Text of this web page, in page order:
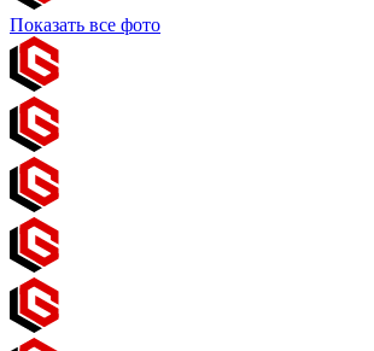
Показать все фото